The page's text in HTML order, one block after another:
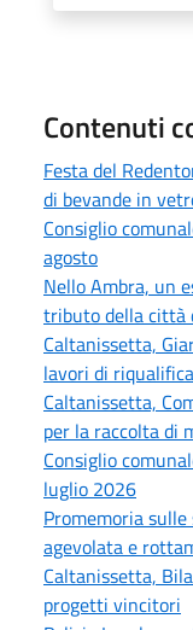
Contenuti
Festa del
di bevande in
Consiglio
agosto
Nello Ambra, un
tributo della città
Caltanissetta,
lavori di
Caltanissetta,
per la raccolta di
Consiglio
luglio 2026
Promemoria
agevolata e
Caltanissetta,
progetti vincitori